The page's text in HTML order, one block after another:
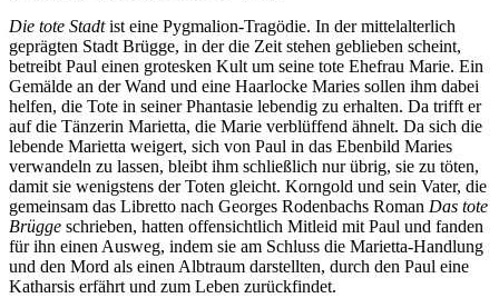
Die tote Stadtist eine Pygmalion-Tragödie. In der mittelalterlich
geprägten Stadt Brügge, in der die Zeit stehen geblieben scheint,
betreibt Paul einen grotesken Kult um seine tote Ehefrau Marie. Ein
Gemälde an der Wand und eine Haarlocke Maries sollen ihm dabei
helfen, die Tote in seiner Phantasie lebendig zu erhalten. Da trifft er
auf die Tänzerin Marietta, die Marie verblüffend ähnelt. Da sich die
lebende Marietta weigert, sich von Paul in das Ebenbild Maries
verwandeln zu lassen, bleibt ihm schließlich nur übrig, sie zu töten,
damit sie wenigstens der Toten gleicht. Korngold und sein Vater, die
gemeinsam das Libretto nach Georges Rodenbachs Roman Das tote
Brügge schrieben, hatten offensichtlich Mitleid mit Paul und fanden
für ihn einen Ausweg, indem sie am Schluss die Marietta-Handlung
und den Mord als einen Albtraum darstellten, durch den Paul eine
Katharsis erfährt und zum Leben zurückfindet.